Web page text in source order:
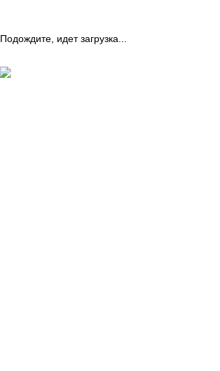
Подождите, идет загрузка...